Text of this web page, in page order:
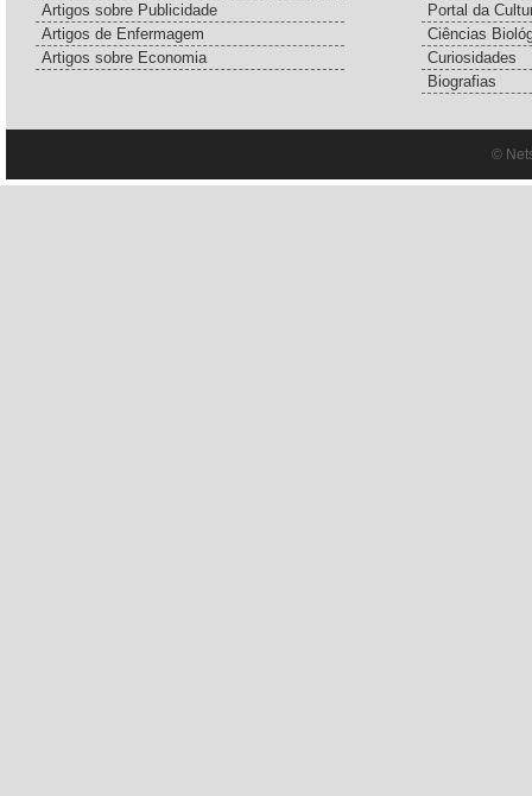
Artigos sobre Publicidade
Artigos de Enfermagem
Artigos sobre Economia
Portal da
Ciências
Curiosidades
Biografias
©